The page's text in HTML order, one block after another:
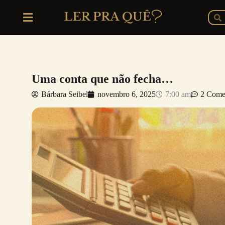
o
Uma conta que não fecha…
Bárbara Seibel novembro 6, 2025 7:00 am 2